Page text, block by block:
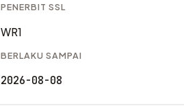
PENERBIT SSL
WR1
BERLAKU SAMPAI
2026-08-08